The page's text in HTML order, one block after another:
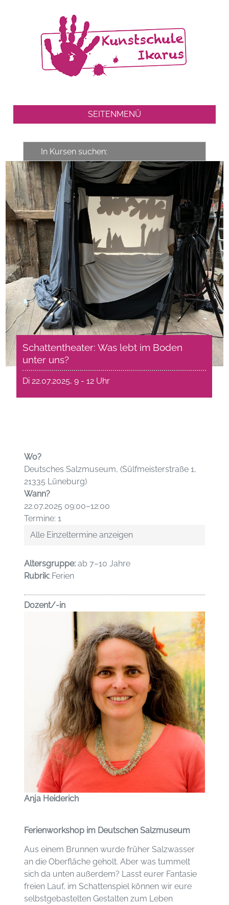
SEITENMENÜ
Schattentheater: Was lebt im Boden
unter uns?
Di 22.07.2025, 9 - 12 Uhr
Wo?
Deutsches Salzmuseum, (Sülfmeisterstraße 1,
21335 Lüneburg)
Wann?
22.07.2025 09:00–12:00
Termine: 1
Alle Einzeltermine anzeigen
Altersgruppe: ab 7–10 Jahre
Rubrik: Ferien
Dozent/-in
Anja Heiderich
Ferienworkshop im Deutschen Salzmuseum
Aus einem Brunnen wurde früher Salzwasser
an die Oberfläche geholt. Aber was tummelt
sich da unten außerdem? Lasst eurer Fantasie
freien Lauf, im Schattenspiel können wir eure
selbstgebastelten Gestalten zum Leben